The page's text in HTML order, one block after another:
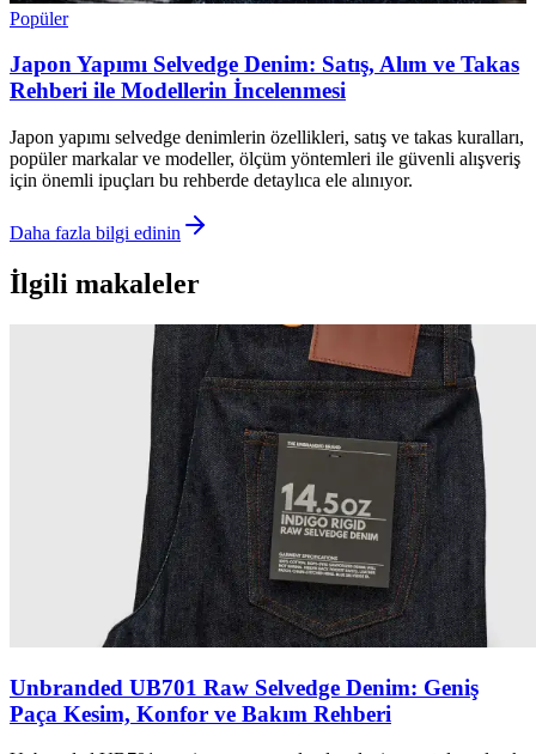
Popüler
Japon Yapımı Selvedge Denim: Satış, Alım ve Takas
Rehberi ile Modellerin İncelenmesi
Japon yapımı selvedge denimlerin özellikleri, satış ve takas kuralları,
popüler markalar ve modeller, ölçüm yöntemleri ile güvenli alışveriş
için önemli ipuçları bu rehberde detaylıca ele alınıyor.
Daha fazla bilgi edinin
İlgili makaleler
Unbranded UB701 Raw Selvedge Denim: Geniş
Paça Kesim, Konfor ve Bakım Rehberi